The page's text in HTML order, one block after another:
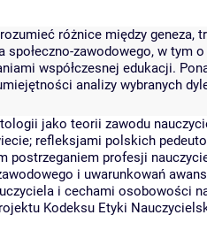
różnice między
zawodowego, w tym
współczesnej edukacji.
analizy wybranych
jako teorii zawodu
refleksjami polskich
postrzeganiem profesji
i uwarunkowań
i cechami osobowości
Kodeksu Etyki